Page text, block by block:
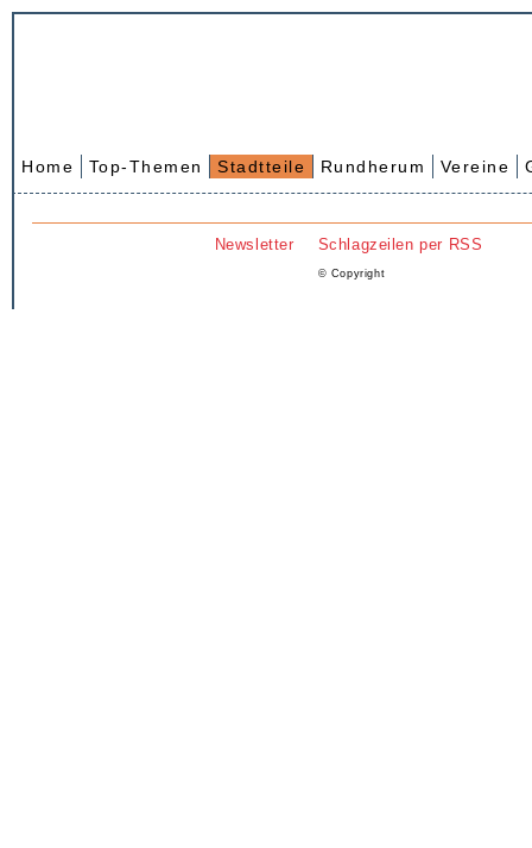
Home Top-Themen Stadtteile Rundherum Vereine
Newsletter Schlagzeilen per RSS
© Copyright